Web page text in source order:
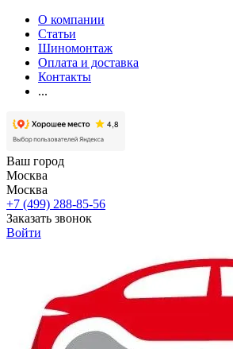
О компании
Статьи
Шиномонтаж
Оплата и доставка
Контакты
...
Ваш город
Москва
Москва
+7 (499) 288-85-56
Заказать звонок
Войти